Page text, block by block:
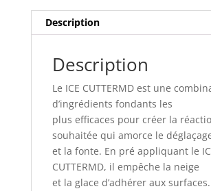
Description
Description
Le ICE CUTTERMD est une
d’ingrédients fondants les
plus efficaces pour créer la
souhaitée qui amorce le
et la fonte. En pré appliquant le
CUTTERMD, il empêche la neige
et la glace d’adhérer aux